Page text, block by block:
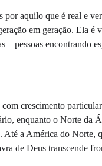
por aquilo que é real e
em geração. Ela é
– pessoas encontrando
crescimento
enquanto o Norte da
a América do Norte,
de Deus transcende